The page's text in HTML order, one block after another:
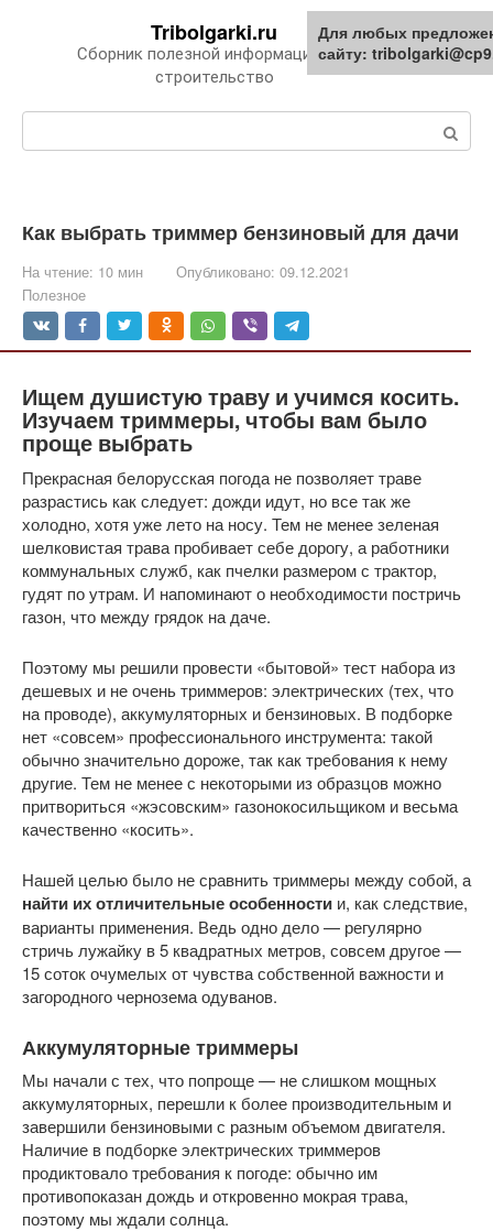
Tribolgarki.ru
Сборник полезной информации про
строительство
Как выбрать триммер бензиновый для дачи
На чтение: 10 мин Опубликовано: 09.12.2021
Полезное
Ищем душистую траву и учимся косить.
Изучаем триммеры, чтобы вам было
проще выбрать
Прекрасная белорусская погода не позволяет траве
разрастись как следует: дожди идут, но все так же
холодно, хотя уже лето на носу. Тем не менее зеленая
шелковистая трава пробивает себе дорогу, а работники
коммунальных служб, как пчелки размером с трактор,
гудят по утрам. И напоминают о необходимости постричь
газон, что между грядок на даче.
Поэтому мы решили провести «бытовой» тест набора из
дешевых и не очень триммеров: электрических (тех, что
на проводе), аккумуляторных и бензиновых. В подборке
нет «совсем» профессионального инструмента: такой
обычно значительно дороже, так как требования к нему
другие. Тем не менее с некоторыми из образцов можно
притвориться «жэсовским» газонокосильщиком и весьма
качественно «косить».
Нашей целью было не сравнить триммеры между собой, а
найти их отличительные особенности и, как следствие,
варианты применения. Ведь одно дело — регулярно
стричь лужайку в 5 квадратных метров, совсем другое —
15 соток очумелых от чувства собственной важности и
загородного чернозема одуванов.
Аккумуляторные триммеры
Мы начали с тех, что попроще — не слишком мощных
аккумуляторных, перешли к более производительным и
завершили бензиновыми с разным объемом двигателя.
Наличие в подборке электрических триммеров
продиктовало требования к погоде: обычно им
противопоказан дождь и откровенно мокрая трава,
поэтому мы ждали солнца.
Для любых
сайту: